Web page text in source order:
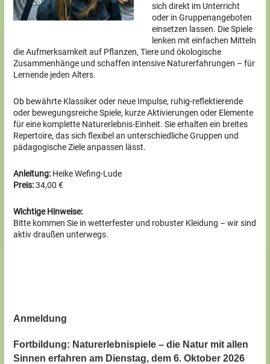
sich direkt im Unterricht
oder in Gruppenangeboten
einsetzen lassen. Die Spiele
lenken mit einfachen Mitteln
die Aufmerksamkeit auf Pflanzen, Tiere und ökologische
Zusammenhänge und schaffen intensive Naturerfahrungen – für
Lernende jeden Alters.
Ob bewährte Klassiker oder neue Impulse, ruhig-reflektierende
oder bewegungsreiche Spiele, kurze Aktivierungen oder Elemente
für eine komplette Naturerlebnis-Einheit. Sie erhalten ein breites
Repertoire, das sich flexibel an unterschiedliche Gruppen und
pädagogische Ziele anpassen lässt.
Anleitung: Heike Wefing-Lude
Preis:34,00 €
Wichtige Hinweise:
Bitte kommen Sie in wetterfester und robuster Kleidung – wir sind
aktiv draußen unterwegs.
Anmeldung
Fortbildung: Naturerlebnispiele – die Natur mit allen
Sinnen erfahren am Dienstag, dem 6. Oktober 2026